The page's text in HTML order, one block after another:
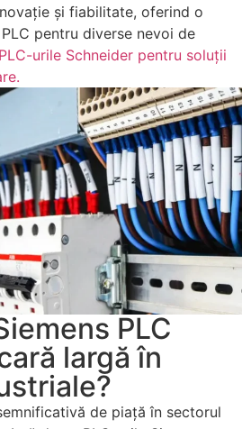
și fiabilitate, oferind o
pentru diverse nevoi de
urile Schneider pentru soluții
PLC
largă în
de piață în sectorul